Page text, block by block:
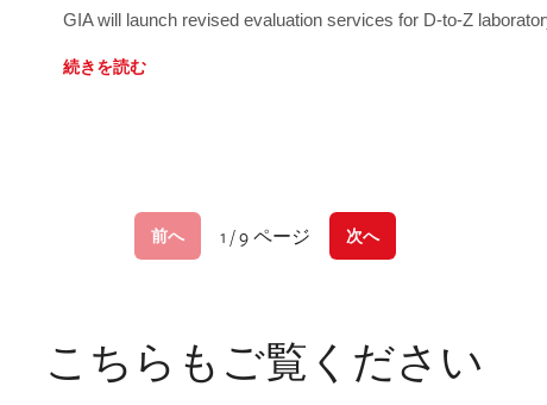
GIA will launch revised evaluation services for D-to-Z
続きを読む
前へ 1 / 9 ページ 次へ
こちらもご覧ください